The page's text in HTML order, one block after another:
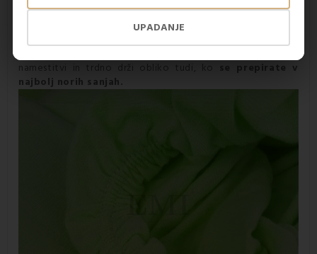
UPADANJE
prožnost, prilagodljivostin odpornost proti mečkanju. Iz
tega sledi, da posteljnine Superstretch
namestitvi in trdno drži obliko tudi, ko
se prepirate v
najbolj norih sanjah.